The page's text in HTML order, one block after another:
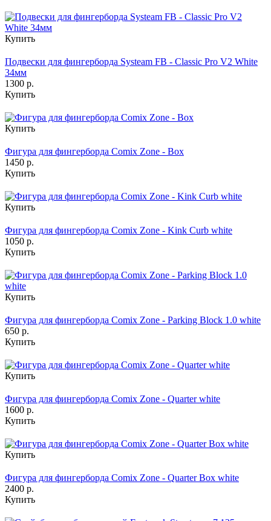
Купить
Подвески для фингерборда Systeam FB - Classic Pro V2 White
34мм
1300 р.
Купить
Купить
Фигура для фингерборда Comix Zone - Box
1450 р.
Купить
Купить
Фигура для фингерборда Comix Zone - Kink Curb white
1050 р.
Купить
Купить
Фигура для фингерборда Comix Zone - Parking Block 1.0 white
650 р.
Купить
Купить
Фигура для фингерборда Comix Zone - Quarter white
1600 р.
Купить
Купить
Фигура для фингерборда Comix Zone - Quarter Box white
2400 р.
Купить